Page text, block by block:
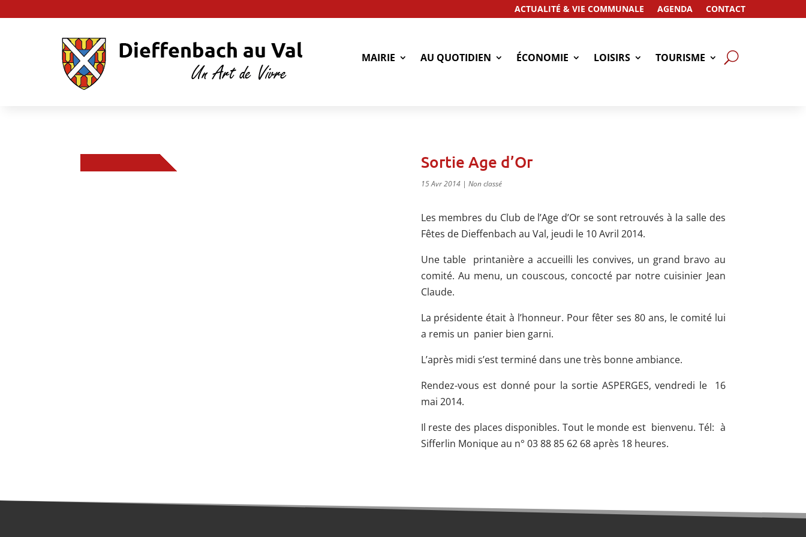
ACTUALITÉ & VIE COMMUNALE AGENDA CONTACT
MAIRIE AU QUOTIDIEN ÉCONOMIE LOISIRS TOURISME
Sortie Age d’Or
15 Avr 2014| Non classé
Les membres du Club de l’Age d’Or se sont retrouvés à la salle des
Fêtes de Dieffenbach au Val, jeudi le 10 Avril 2014.
Une table printanière a accueilli les convives, un grand bravo au
comité. Au menu, un couscous, concocté par notre cuisinier Jean
Claude.
La présidente était à l’honneur. Pour fêter ses 80 ans, le comité lui
a remis un panier bien garni.
L’après midi s’est terminé dans une très bonne ambiance.
Rendez-vous est donné pour la sortie ASPERGES, vendredi le 16
mai 2014.
Il reste des places disponibles. Tout le monde est bienvenu. Tél: à
Sifferlin Monique au n° 03 88 85 62 68 après 18 heures.